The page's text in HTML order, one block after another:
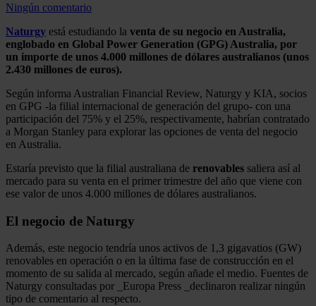
Ningún comentario
Naturgy está estudiando la venta de su negocio en Australia,
englobado en Global Power Generation (GPG) Australia, por
un importe de unos 4.000 millones de dólares australianos (unos
2.430 millones de euros).
Según informa Australian Financial Review, Naturgy y KIA, socios
en GPG -la filial internacional de generación del grupo- con una
participación del 75% y el 25%, respectivamente, habrían contratado
a Morgan Stanley para explorar las opciones de venta del negocio
en Australia.
Estaría previsto que la filial australiana de renovables saliera así al
mercado para su venta en el primer trimestre del año que viene con
ese valor de unos 4.000 millones de dólares australianos.
El negocio de Naturgy
Además, este negocio tendría unos activos de 1,3 gigavatios (GW)
renovables en operación o en la última fase de construcción en el
momento de su salida al mercado, según añade el medio. Fuentes de
Naturgy consultadas por _Europa Press _declinaron realizar ningún
tipo de comentario al respecto.